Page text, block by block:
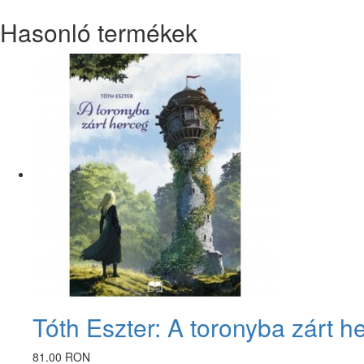
Hasonló termékek
Tóth Eszter: A toronyba zárt
81.00 RON